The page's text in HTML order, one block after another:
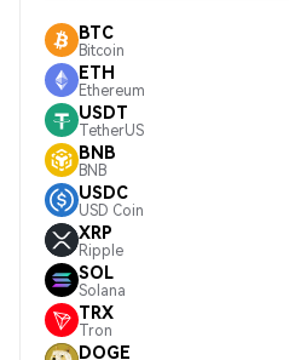
BTC
Bitcoin
ETH
Ethereum
USDT
TetherUS
BNB
BNB
USDC
USD Coin
XRP
Ripple
SOL
Solana
TRX
Tron
DOGE